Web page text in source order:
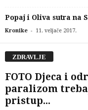
Popaj i Oliva sutra na
Kronike - 11. veljače 2017.
ZDRAVLJE
FOTO Djeca i
paralizom
pristup...